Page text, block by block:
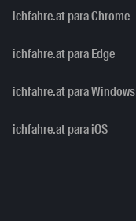
ichfahre.at para Chrome
ichfahre.at para Edge
ichfahre.at para Windows
ichfahre.at para iOS